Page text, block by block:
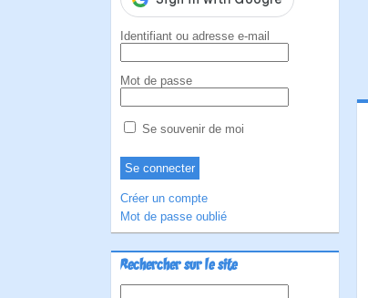
Identifiant ou adresse e-mail
Mot de passe
Se souvenir de moi
Créer un compte
Mot de passe oublié
Rechercher sur le site